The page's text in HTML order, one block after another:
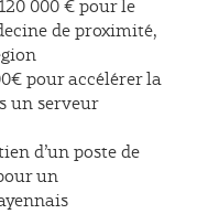
000 € pour le
de proximité,
pour accélérer la
un serveur
d’un poste de
un